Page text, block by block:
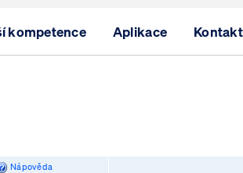
kompetence Aplikace
Nápověda